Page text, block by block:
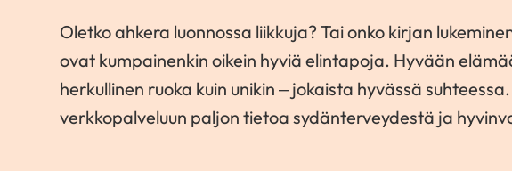
Oletko ahkera luonnossa liikkuja? Tai onko kirjan
ovat kumpainenkin oikein hyviä elintapoja. Hyvään
herkullinen ruoka kuin unikin – jokaista hyvässä
verkkopalveluun paljon tietoa sydänterveydestä ja